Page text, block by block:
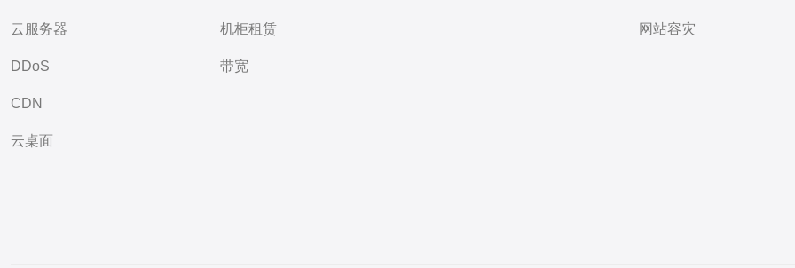
云服务器
DDoS
CDN
云桌面
机柜租赁
带宽
网站容灾